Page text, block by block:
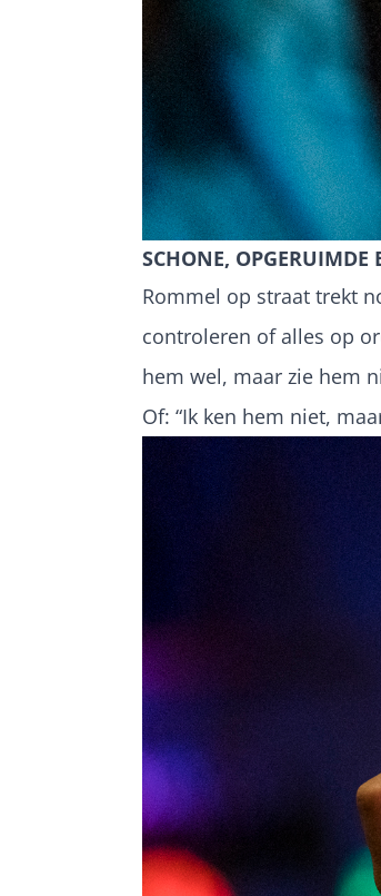
SCHONE, OPGERUIMDE
Rommel op straat trekt
controleren of alles op
hem wel, maar zie hem
Of: “Ik ken hem niet,